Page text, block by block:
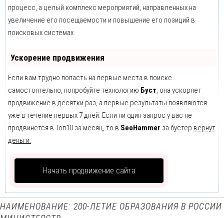
процесс, а целый комплекс мероприятий, направленных на
увеличение его посещаемости и повышение его позиций в
поисковых системах.
Ускорение продвижения
Если вам трудно попасть на первые места в поиске
самостоятельно, попробуйте технологию Буст, она ускоряет
продвижение в десятки раз, а первые результаты появляются
уже в течение первых 7 дней. Если ни один запрос у вас не
продвинется в Топ10 за месяц, то в SeoHammer за бустер вернут
деньги.
Начать продвижение сайта
НАИМЕНОВАНИЕ: 200-ЛЕТИЕ ОБРАЗОВАНИЯ В РОССИИ